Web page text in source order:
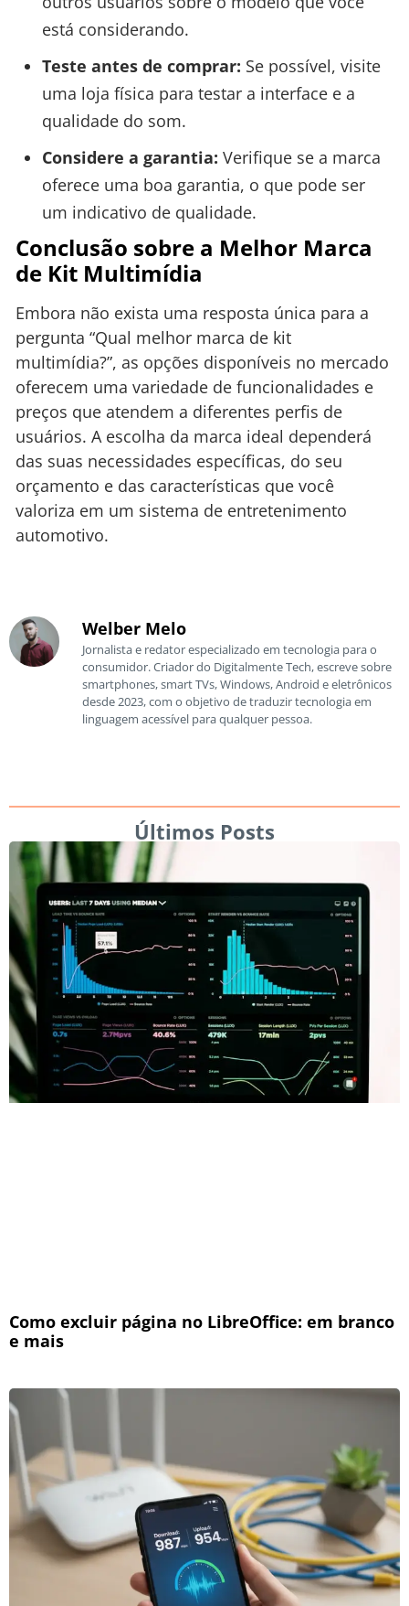
está considerando.
Teste antes de comprar: Se possível, visite
uma loja física para testar a interface e a
qualidade do som.
Considere a garantia: Verifique se a marca
oferece uma boa garantia, o que pode ser
um indicativo de qualidade.
Conclusão sobre a Melhor Marca
de Kit Multimídia
Embora não exista uma resposta única para a
pergunta “Qual melhor marca de kit
multimídia?”, as opções disponíveis no mercado
oferecem uma variedade de funcionalidades e
preços que atendem a diferentes perfis de
usuários. A escolha da marca ideal dependerá
das suas necessidades específicas, do seu
orçamento e das características que você
valoriza em um sistema de entretenimento
automotivo.
Welber Melo
Jornalista e redator especializado em tecnologia para o
consumidor. Criador do Digitalmente Tech, escreve sobre
smartphones, smart TVs, Windows, Android e eletrônicos
desde 2023, com o objetivo de traduzir tecnologia em
linguagem acessível para qualquer pessoa.
Últimos Posts
Como excluir página no LibreOffice: em branco
e mais